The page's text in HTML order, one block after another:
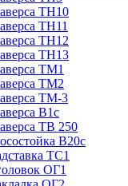
ТН10
ТН11
ТН12
ТН13
ТМ1
ТМ2
ТМ-3
В1с
ТВ 250
В20с
ТС1
ОГ1